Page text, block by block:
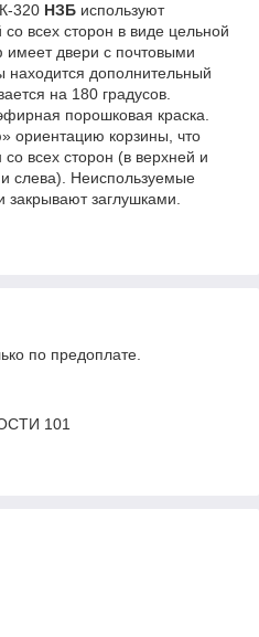
320 НЗБ используют
со всех сторон в виде цельной
двери с почтовыми
дополнительный
на 180 градусов.
порошковая краска.
ориентацию корзины, что
всех сторон (в верхней и
слева). Неиспользуемые
закрывают заглушками.
по предоплате.
101